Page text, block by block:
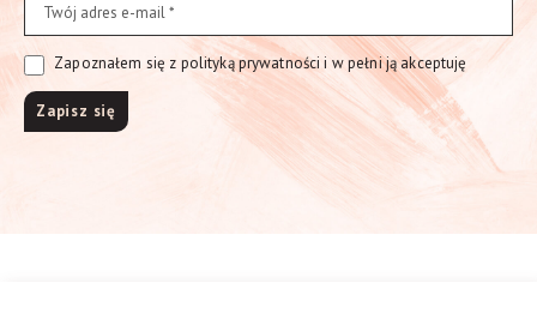
Zapoznałem się z polityką prywatności i w pełni ją akceptuję